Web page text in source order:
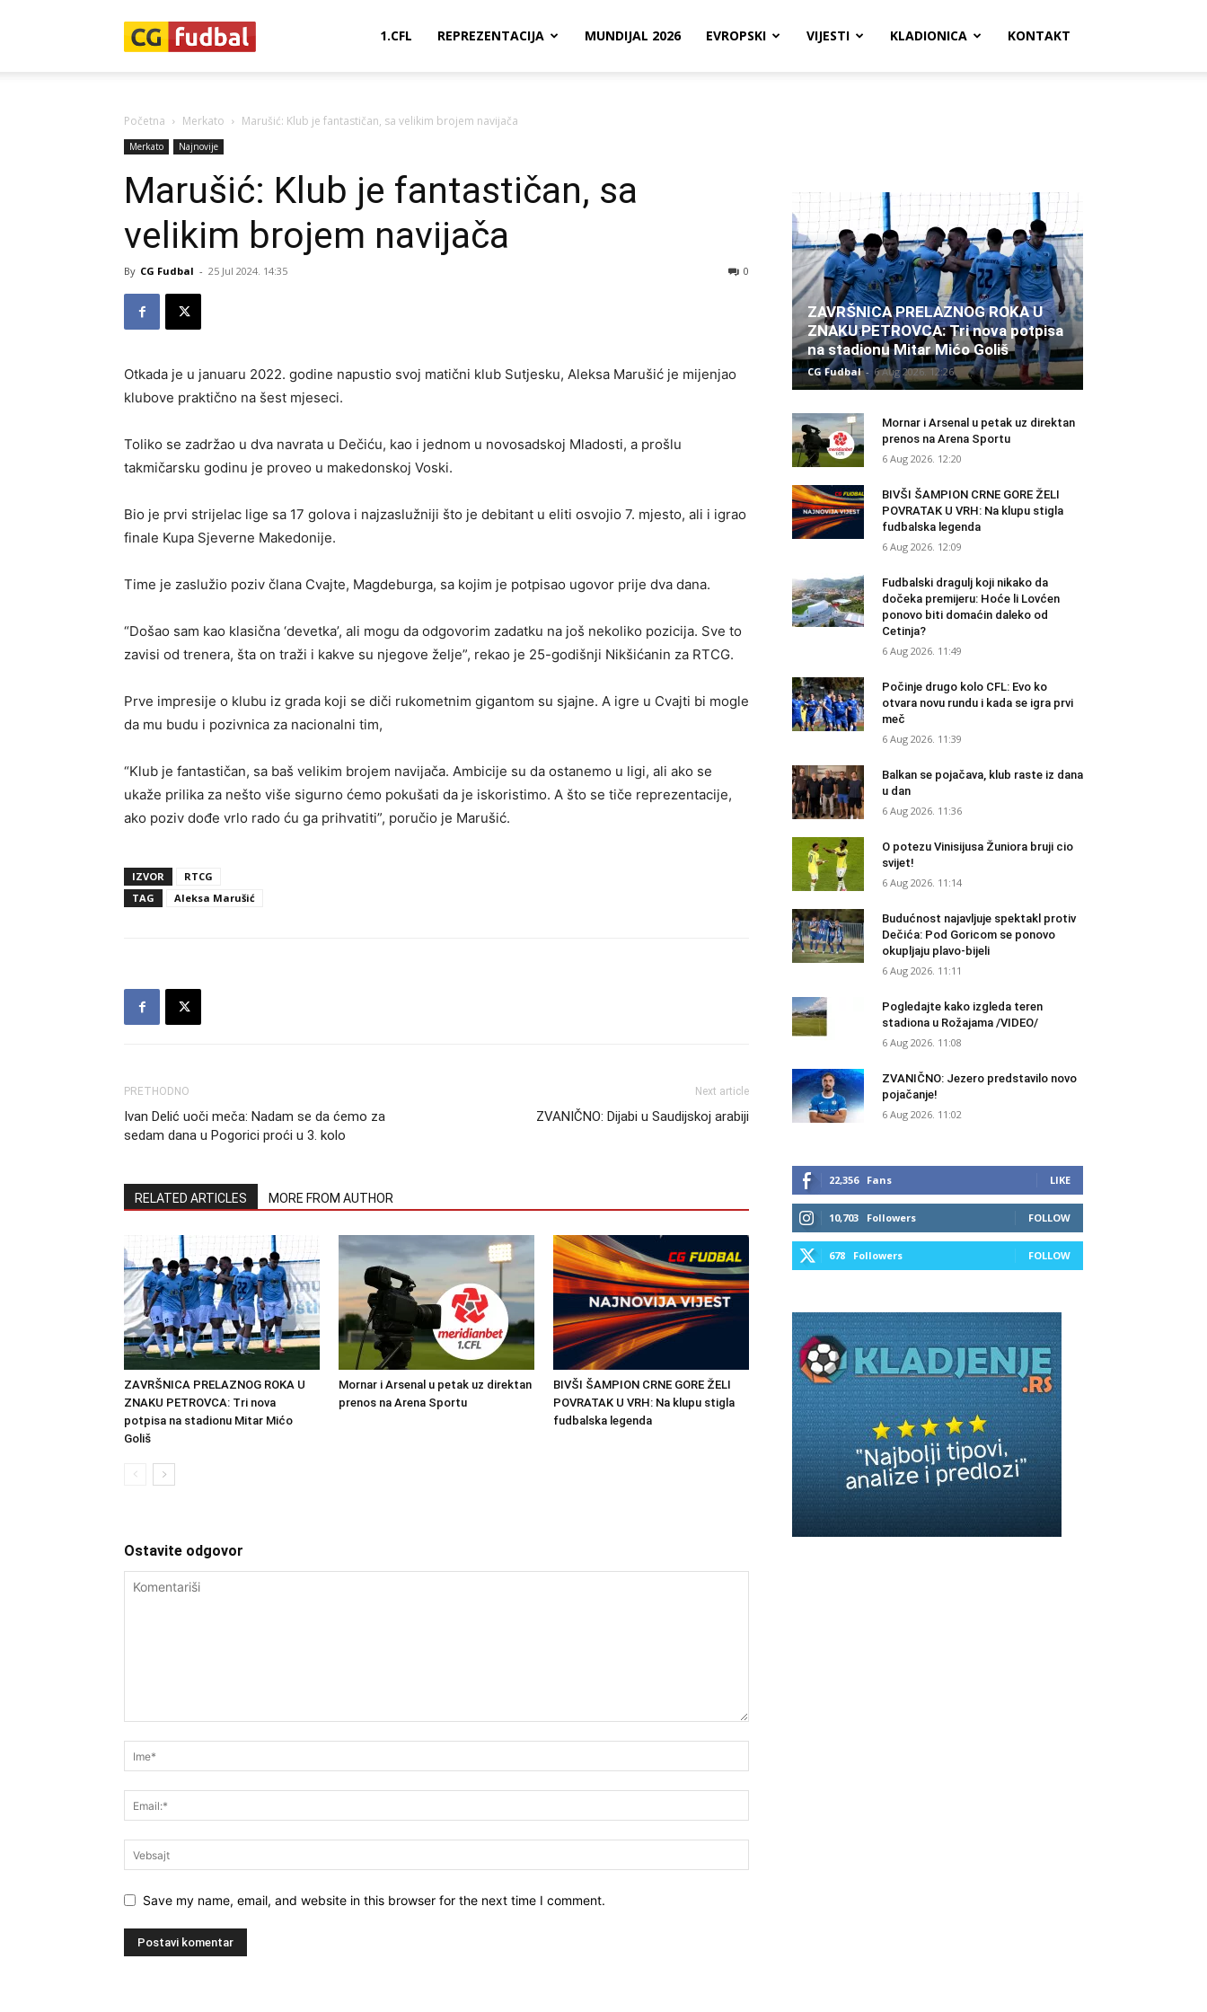
1.CFL REPREZENTACIJA MUNDIJAL 2026 EVROPSKI VIJESTI KLADIONICA KONTAKT
Početna Merkato Marušić: Klub je fantastičan, sa velikim brojem navijača
Merkato Najnovije
Marušić: Klub je fantastičan, sa
velikim brojem navijača
By CG Fudbal - 25 Jul 2024. 14:35 0
Otkada je u januaru 2022. godine napustio svoj matični klub Sutjesku, Aleksa Marušić je mijenjao
klubove praktično na šest mjeseci.
Toliko se zadržao u dva navrata u Dečiću, kao i jednom u novosadskoj Mladosti, a prošlu
takmičarsku godinu je proveo u makedonskoj Voski.
Bio je prvi strijelac lige sa 17 golova i najzaslužniji što je debitant u eliti osvojio 7. mjesto, ali i igrao
finale Kupa Sjeverne Makedonije.
Time je zaslužio poziv člana Cvajte, Magdeburga, sa kojim je potpisao ugovor prije dva dana.
“Došao sam kao klasična ‘devetka’, ali mogu da odgovorim zadatku na još nekoliko pozicija. Sve to
zavisi od trenera, šta on traži i kakve su njegove želje”, rekao je 25-godišnji Nikšićanin za RTCG.
Prve impresije o klubu iz grada koji se diči rukometnim gigantom su sjajne. A igre u Cvajti bi mogle
da mu budu i pozivnica za nacionalni tim,
“Klub je fantastičan, sa baš velikim brojem navijača. Ambicije su da ostanemo u ligi, ali ako se
ukaže prilika za nešto više sigurno ćemo pokušati da je iskoristimo. A što se tiče reprezentacije,
ako poziv dođe vrlo rado ću ga prihvatiti”, poručio je Marušić.
IZVOR
RTCG
TAG
Aleksa Marušić
PRETHODNO
Ivan Delić uoči meča: Nadam se da ćemo za
sedam dana u Pogorici proći u 3. kolo
Next article
ZVANIČNO: Dijabi u Saudijskoj arabiji
RELATED ARTICLES MORE FROM AUTHOR
ZAVRŠNICA PRELAZNOG ROKA U
ZNAKU PETROVCA: Tri nova
potpisa na stadionu Mitar Mićo
Goliš
Mornar i Arsenal u petak uz direktan
prenos na Arena Sportu
BIVŠI ŠAMPION CRNE GORE ŽELI
POVRATAK U VRH: Na klupu stigla
fudbalska legenda
Ostavite odgovor
Save my name, email, and website in this browser for the next time I comment.
ZAVRŠNICA PRELAZNOG ROKA U
ZNAKU PETROVCA: Tri nova potpisa
na stadionu Mitar Mićo Goliš
CG Fudbal - 6 Aug 2026. 12:26
Mornar i Arsenal u petak uz direktan
prenos na Arena Sportu
6 Aug 2026. 12:20
BIVŠI ŠAMPION CRNE GORE ŽELI
POVRATAK U VRH: Na klupu stigla
fudbalska legenda
6 Aug 2026. 12:09
Fudbalski dragulj koji nikako da
dočeka premijeru: Hoće li Lovćen
ponovo biti domaćin daleko od
Cetinja?
6 Aug 2026. 11:49
Počinje drugo kolo CFL: Evo ko
otvara novu rundu i kada se igra prvi
meč
6 Aug 2026. 11:39
Balkan se pojačava, klub raste iz dana
u dan
6 Aug 2026. 11:36
O potezu Vinisijusa Žuniora bruji cio
svijet!
6 Aug 2026. 11:14
Budućnost najavljuje spektakl protiv
Dečića: Pod Goricom se ponovo
okupljaju plavo-bijeli
6 Aug 2026. 11:11
Pogledajte kako izgleda teren
stadiona u Rožajama /VIDEO/
6 Aug 2026. 11:08
ZVANIČNO: Jezero predstavilo novo
pojačanje!
6 Aug 2026. 11:02
22,356 Fans LIKE
10,703 Followers FOLLOW
678 Followers FOLLOW